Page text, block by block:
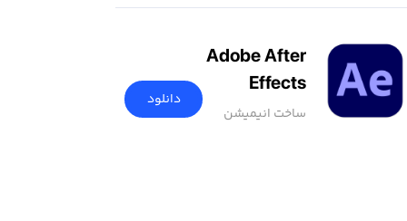
Adobe After
Effects
2025
ساخت انیمیشن
دانلود